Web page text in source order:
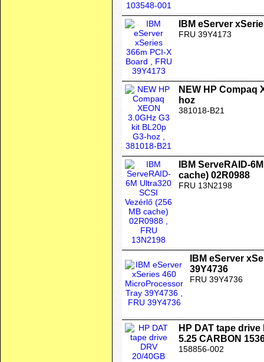
IBM eServer
FRU 39Y4173
NEW HP Compaq
hoz
381018-B21
IBM ServeRAID-
cache) 02R0988
FRU 13N2198
IBM eServer
39Y4736
FRU 39Y4736
HP DAT tape drive
5.25 CARBON
158856-002